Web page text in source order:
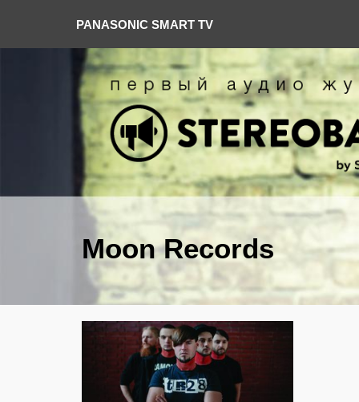
PANASONIC SMART TV
Moon Records